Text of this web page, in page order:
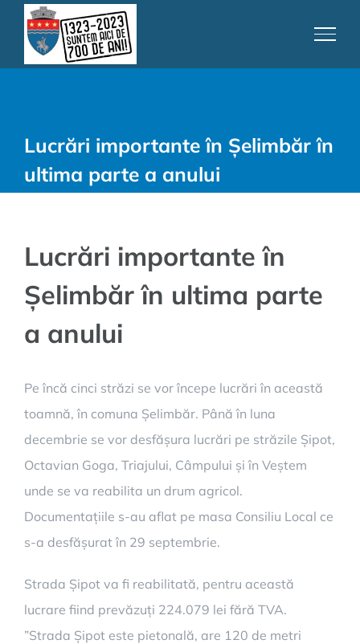
content
Lucrări importante în Șelimbăr în
ultima parte a anului
Lucrări importante în
Șelimbăr în ultima parte
a anului
Pe încă cinci străzi se vor începe lucrări în această
toamnă, în comuna Șelimbăr. Până în luna
decembrie se vor desfășura lucrări pe străzile Șipot,
Octavian Goga, Triajului, Câmpului și în Veștem
unde se va reabilita un drum agricol.
Documentațiile s-au aflat pe masa Consiliu Local ce
s-a desfășurat în 29 septembrie.
Strada Șipot va fi reabilitată, pentru această
lucrare fiind prevăzuți 224.079 lei fără TVA.
”Strada Șipot este pietonală, are 120 de metri